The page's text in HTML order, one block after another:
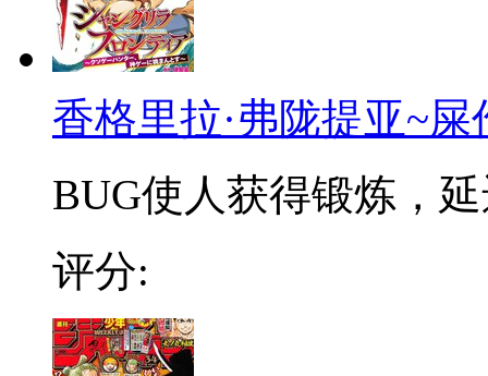
香格里拉·弗陇提亚~
BUG使人获得锻炼，
评分: